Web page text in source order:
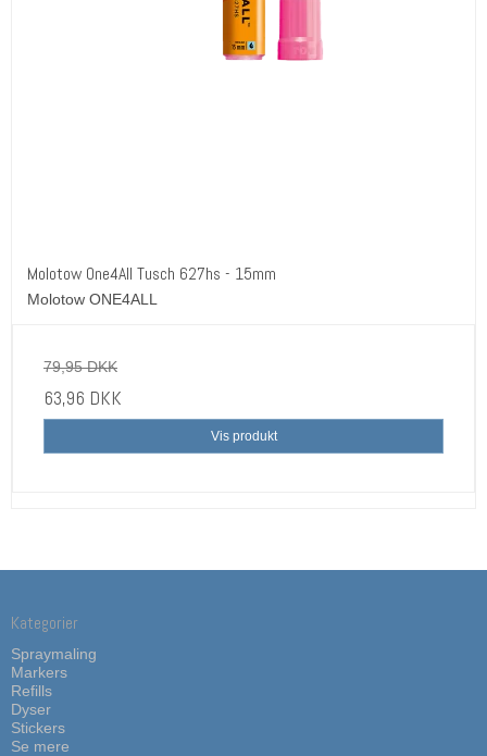
Molotow One4All Tusch 627hs - 15mm
Molotow ONE4ALL
79,95 DKK
63,96 DKK
Vis produkt
Kategorier
Spraymaling
Markers
Refills
Dyser
Stickers
Se mere